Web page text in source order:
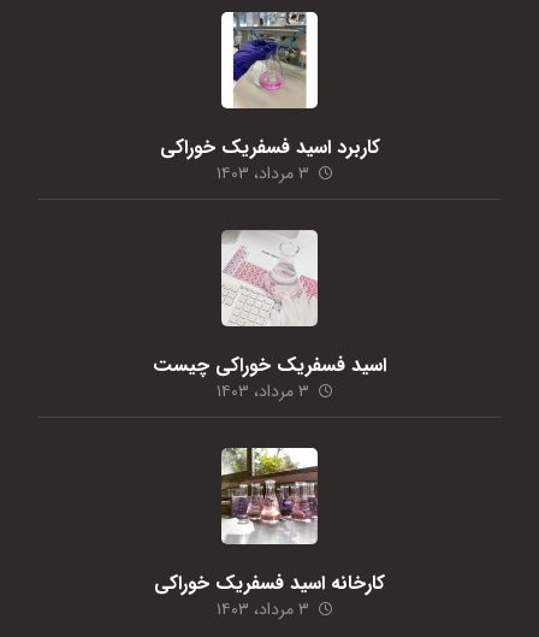
کاربرد اسید فسفریک خوراکی
۳ مرداد، ۱۴۰۳
اسید فسفریک خوراکی چیست
۳ مرداد، ۱۴۰۳
کارخانه اسید فسفریک خوراکی
۳ مرداد، ۱۴۰۳